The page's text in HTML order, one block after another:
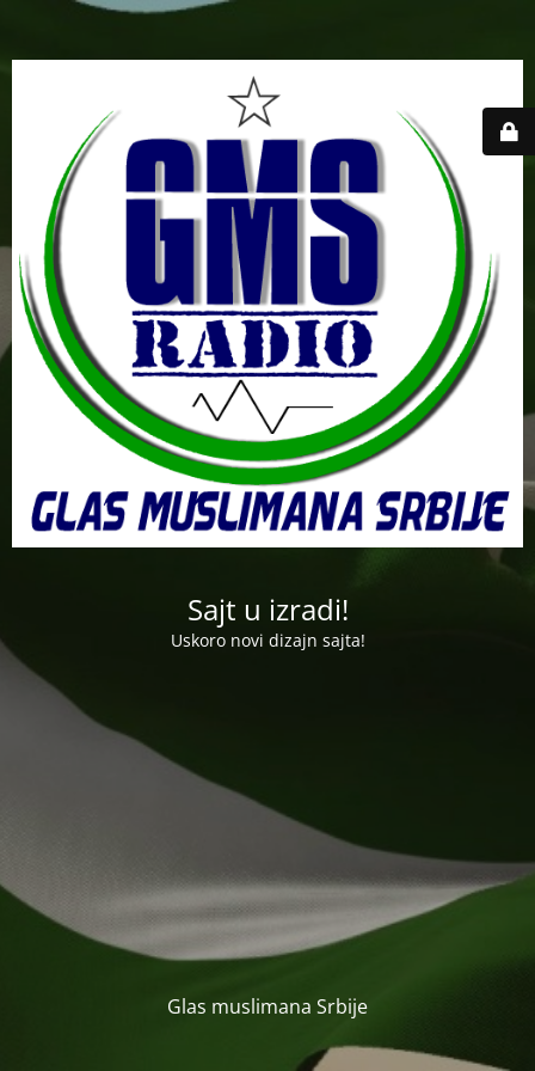
Sajt u izradi!
Uskoro novi dizajn sajta!
Glas muslimana Srbije